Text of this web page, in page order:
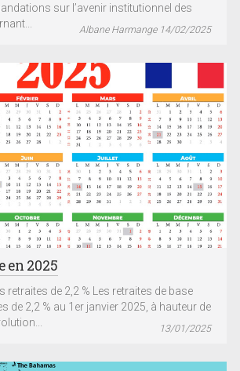
sur l’avenir institutionnel des
Albane Harmange 14/02/2025
en 2025
retraites de 2,2 % Les retraites de base
de 2,2 % au 1er janvier 2025, à hauteur de
13/01/2025